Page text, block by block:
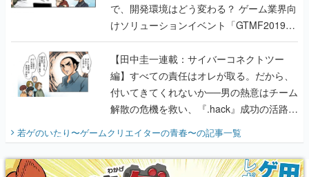
で、開発環境はどう変わる？ ゲーム業界向
けソリューションイベント「GTMF2019」
に行って、より理解を深めよう【PR】
【田中圭一連載：サイバーコネクトツー
編】すべての責任はオレが取る。だから、
付いてきてくれないか──男の熱意はチーム
解散の危機を救い、『.hack』成功の活路を
開く。業界の快男児・松山 洋に流れる血は
『少年ジャンプ』色だった【若ゲのいた
り】
若ゲのいたり〜ゲームクリエイターの青春〜の記事一覧